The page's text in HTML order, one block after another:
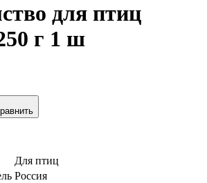
для птиц
г 1 ш
Для птиц
Россия